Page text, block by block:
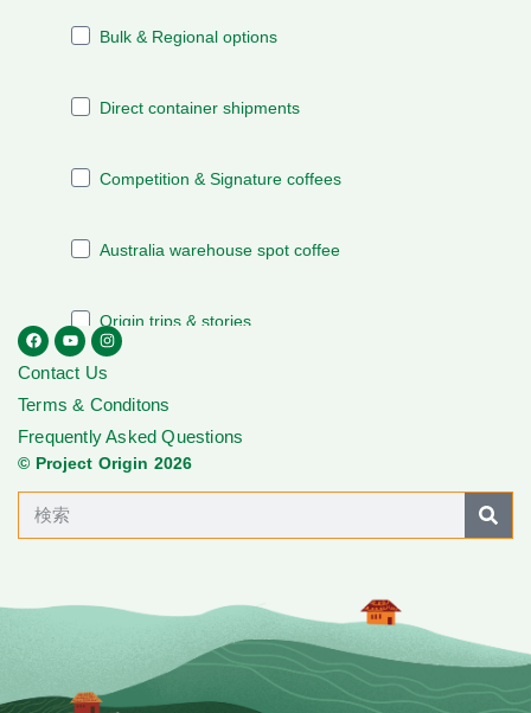
Contact Us
Terms & Conditons
Frequently Asked Questions
© Project Origin 2026